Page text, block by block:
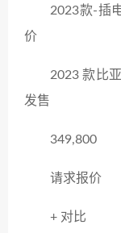
2023款-插
价
2023 款比
发售
349,800
请求报价
+ 对比